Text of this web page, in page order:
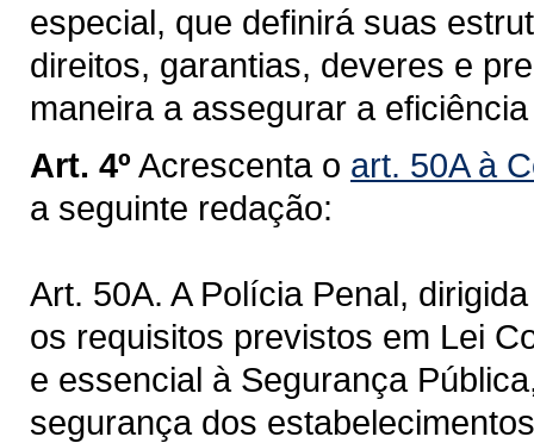
especial, que definirá suas
direitos, garantias, deveres e
maneira a assegurar a
Art. 4º Acrescenta o art. 50A à
a seguinte redação:
Art. 50A. A Polícia Penal,
os requisitos previstos em Lei
e essencial à Segurança
segurança dos